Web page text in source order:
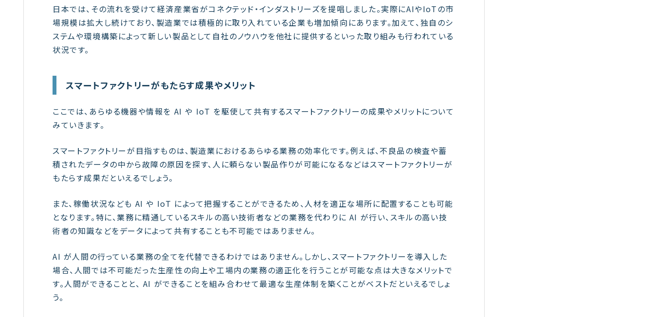
日本では、その流れを受けて経済産業省がコネクテッド・インダストリーズを提唱しました。実際にAIやIoTの市
場規模は拡大し続けており、製造業では積極的に取り入れている企業も増加傾向にあります。加えて、独自のシ
ステムや環境構築によって新しい製品として自社のノウハウを他社に提供するといった取り組みも行われている
状況です。
スマートファクトリーがもたらす成果やメリット
ここでは、あらゆる機器や情報を AI や IoT を駆使して共有するスマートファクトリーの成果やメリットについて
みていきます。
スマートファクトリーが目指すものは、製造業におけるあらゆる業務の効率化です。例えば、不良品の検査や蓄
積されたデータの中から故障の原因を探す、人に頼らない製品作りが可能になるなどはスマートファクトリーが
もたらす成果だといえるでしょう。
また、稼働状況なども AI や IoT によって把握することができるため、人材を適正な場所に配置することも可能
となります。特に、業務に精通しているスキルの高い技術者などの業務を代わりに AI が行い、スキルの高い技
術者の知識などをデータによって共有することも不可能ではありません。
AI が人間の行っている業務の全てを代替できるわけではありません。しかし、スマートファクトリーを導入した
場合、人間では不可能だった生産性の向上や工場内の業務の適正化を行うことが可能な点は大きなメリットで
す。人間ができることと、 AI ができることを組み合わせて最適な生産体制を築くことがベストだといえるでしょ
う。